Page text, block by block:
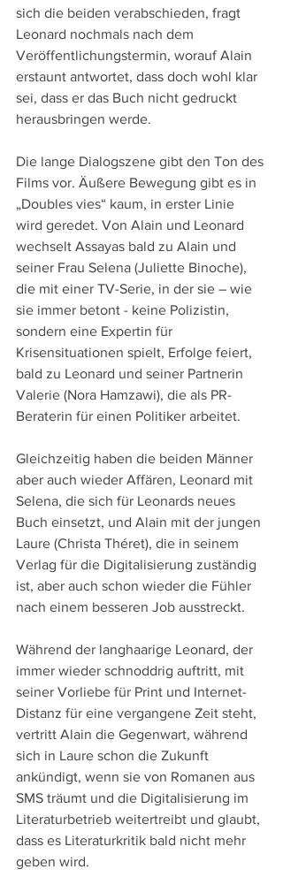
sich die beiden verabschieden, fragt
Leonard nochmals nach dem
Veröffentlichungstermin, worauf Alain
erstaunt antwortet, dass doch wohl klar
sei, dass er das Buch nicht gedruckt
herausbringen werde.
Die lange Dialogszene gibt den Ton des
Films vor. Äußere Bewegung gibt es in
„Doubles vies“ kaum, in erster Linie
wird geredet. Von Alain und Leonard
wechselt Assayas bald zu Alain und
seiner Frau Selena (Juliette Binoche),
die mit einer TV-Serie, in der sie – wie
sie immer betont - keine Polizistin,
sondern eine Expertin für
Krisensituationen spielt, Erfolge feiert,
bald zu Leonard und seiner Partnerin
Valerie (Nora Hamzawi), die als PR-
Beraterin für einen Politiker arbeitet.
Gleichzeitig haben die beiden Männer
aber auch wieder Affären, Leonard mit
Selena, die sich für Leonards neues
Buch einsetzt, und Alain mit der jungen
Laure (Christa Théret), die in seinem
Verlag für die Digitalisierung zuständig
ist, aber auch schon wieder die Fühler
nach einem besseren Job ausstreckt.
Während der langhaarige Leonard, der
immer wieder schnoddrig auftritt, mit
seiner Vorliebe für Print und Internet-
Distanz für eine vergangene Zeit steht,
vertritt Alain die Gegenwart, während
sich in Laure schon die Zukunft
ankündigt, wenn sie von Romanen aus
SMS träumt und die Digitalisierung im
Literaturbetrieb weitertreibt und glaubt,
dass es Literaturkritik bald nicht mehr
geben wird.